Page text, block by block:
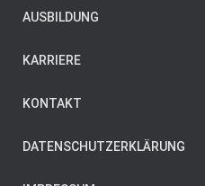
AUSBILDUNG
KARRIERE
KONTAKT
DATENSCHUTZERKLÄRUNG